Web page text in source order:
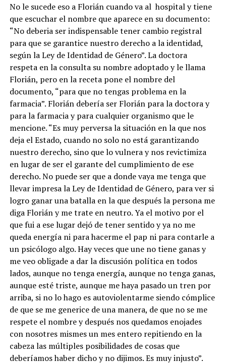
No le sucede eso a Florián cuando va al hospital y tiene
que escuchar el nombre que aparece en su documento:
“No deberia ser indispensable tener cambio registral
para que se garantice nuestro derecho a la identidad,
según la Ley de Identidad de Género”. La doctora
respeta en la consulta su nombre adoptado y le llama
Florián, pero en la receta pone el nombre del
documento, “para que no tengas problema en la
farmacia”. Florián debería ser Florián para la doctora y
para la farmacia y para cualquier organismo que le
mencione. “Es muy perversa la situación en la que nos
deja el Estado, cuando no solo no está garantizando
nuestro derecho, sino que lo vulnera y nos revictimiza
en lugar de ser el garante del cumplimiento de ese
derecho. No puede ser que a donde vaya me tenga que
llevar impresa la Ley de Identidad de Género, para ver si
logro ganar una batalla en la que después la persona me
diga Florián y me trate en neutro. Ya el motivo por el
que fui a ese lugar dejó de tener sentido y ya no me
queda energía ni para hacerme el pap ni para contarle a
un psicólogo algo. Hay veces que une no tiene ganas y
me veo obligade a dar la discusión política en todos
lados, aunque no tenga energía, aunque no tenga ganas,
aunque esté triste, aunque me haya pasado un tren por
arriba, si no lo hago es autoviolentarme siendo cómplice
de que se me generice de una manera, de que no se me
respete el nombre y después nos quedamos enojades
con nosotres mismes un mes entero repitiendo en la
cabeza las múltiples posibilidades de cosas que
deberíamos haber dicho y no dijimos. Es muy injusto”.